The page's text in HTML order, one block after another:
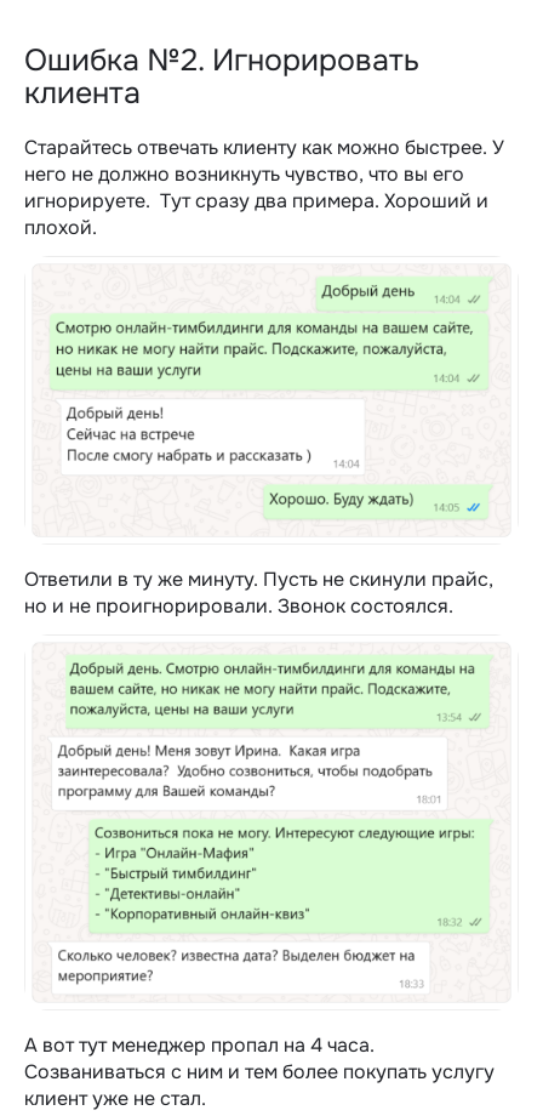
Ошибка №2. Игнорировать
клиента
Старайтесь отвечать клиенту как можно быстрее. У
него не должно возникнуть чувство, что вы его
игнорируете. Тут сразу два примера. Хороший и
плохой.
Ответили в ту же минуту. Пусть не скинули прайс,
но и не проигнорировали. Звонок состоялся.
А вот тут менеджер пропал на 4 часа.
Созваниваться с ним и тем более покупать услугу
клиент уже не стал.